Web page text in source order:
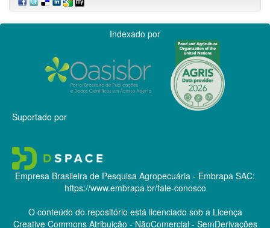
Indexado por
Suportado por
Empresa Brasileira de Pesquisa Agropecuária - Embrapa SAC:
https://www.embrapa.br/fale-conosco
O conteúdo do repositório está licenciado sob a Licença
Creative CommonsAtribuição - NãoComercial - SemDerivações